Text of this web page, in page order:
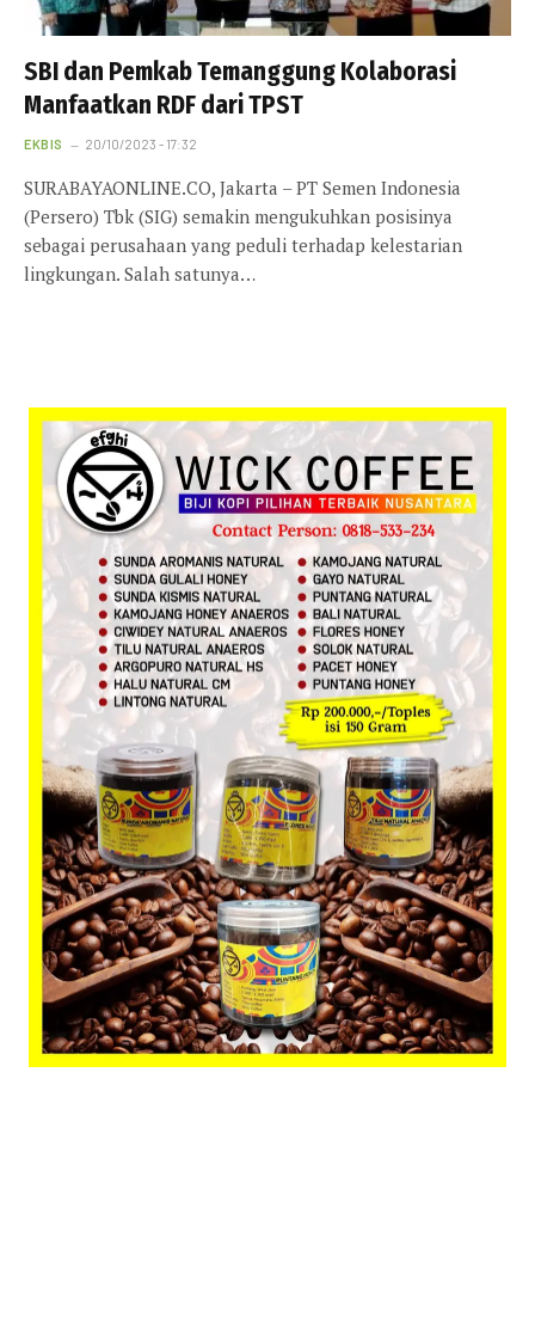
SBI dan Pemkab Temanggung Kolaborasi
Manfaatkan RDF dari TPST
EKBIS 20/10/2023 - 17:32
SURABAYAONLINE.CO, Jakarta – PT Semen Indonesia
(Persero) Tbk (SIG) semakin mengukuhkan posisinya
sebagai perusahaan yang peduli terhadap kelestarian
lingkungan. Salah satunya…